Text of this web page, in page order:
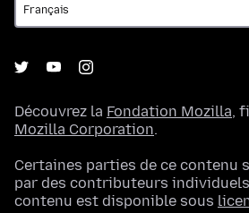
Découvrez la Fondation Mozilla,
Mozilla Corporation.
Certaines parties de ce contenu
par des contributeurs
contenu est disponible sous